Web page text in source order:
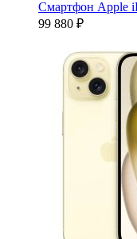
Смартфон Apple
99 880 ₽